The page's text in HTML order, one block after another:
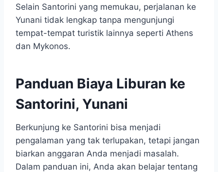
Selain Santorini yang memukau, perjalanan ke
Yunani tidak lengkap tanpa mengunjungi
tempat-tempat turistik lainnya seperti Athens
dan Mykonos.
Panduan Biaya Liburan ke
Santorini, Yunani
Berkunjung ke Santorini bisa menjadi
pengalaman yang tak terlupakan, tetapi jangan
biarkan anggaran Anda menjadi masalah.
Dalam panduan ini, Anda akan belajar tentang